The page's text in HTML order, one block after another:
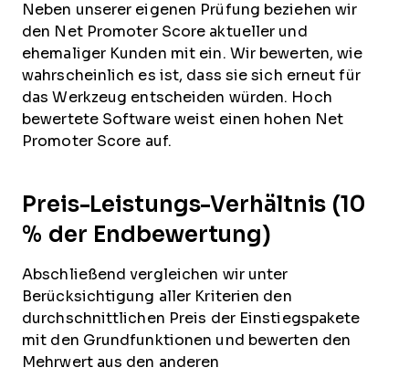
Neben unserer eigenen Prüfung beziehen wir
den Net Promoter Score aktueller und
ehemaliger Kunden mit ein. Wir bewerten, wie
wahrscheinlich es ist, dass sie sich erneut für
das Werkzeug entscheiden würden. Hoch
bewertete Software weist einen hohen Net
Promoter Score auf.
Preis-Leistungs-Verhältnis (10
% der Endbewertung)
Abschließend vergleichen wir unter
Berücksichtigung aller Kriterien den
durchschnittlichen Preis der Einstiegspakete
mit den Grundfunktionen und bewerten den
Mehrwert aus den anderen